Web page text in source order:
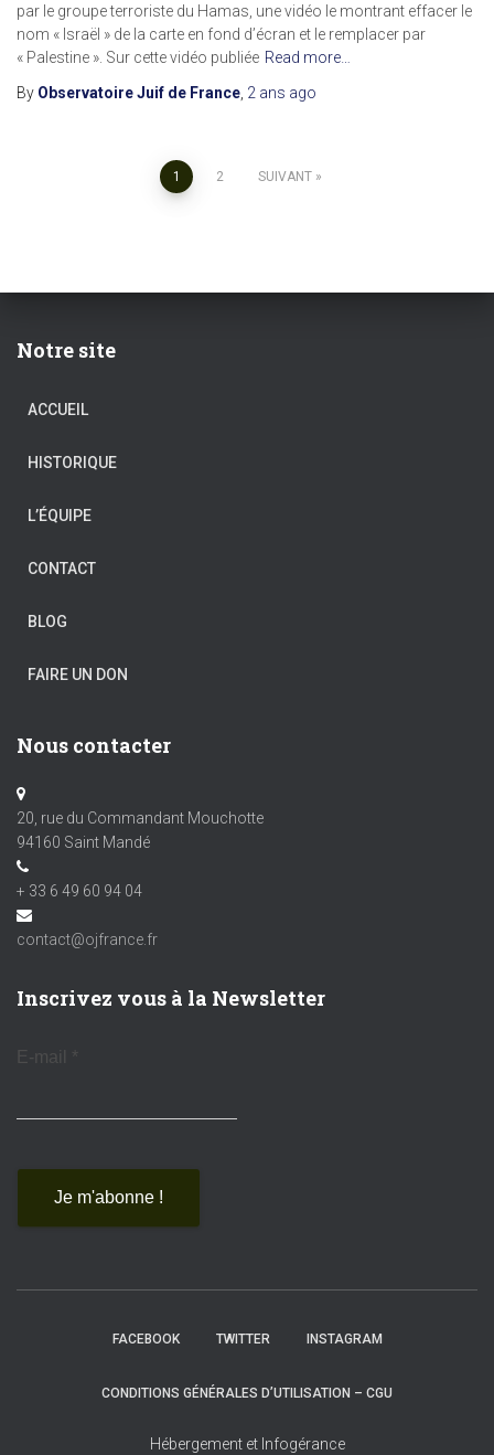
par le groupe terroriste du Hamas, une vidéo le montrant effacer le
nom « Israël » de la carte en fond d’écran et le remplacer par
« Palestine ». Sur cette vidéo publiée Read more…
By Observatoire Juif de France 2 ans ago
Pagination
publications
1 2 SUIVANT
Notre site
ACCUEIL
HISTORIQUE
L’ÉQUIPE
CONTACT
BLOG
FAIRE UN DON
Nous contacter
20, rue du Commandant Mouchotte
94160 Saint Mandé
+ 33 6 49 60 94 04
contact@ojfrance.fr
Inscrivez vous à la Newsletter
E-mail *
FACEBOOK TWITTER INSTAGRAM
CONDITIONS GÉNÉRALES D’UTILISATION – CGU
Hébergement et Infogérance